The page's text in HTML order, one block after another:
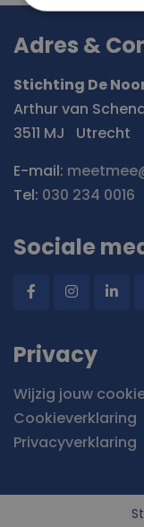
Adres &
Stichting De
Arthur van
3511 MJ
Utrecht
E-mail:
Tel: 030 234 0016
Sociale
Privacy
Wijzig jouw
Cookieverklaring
Privacyverklaring